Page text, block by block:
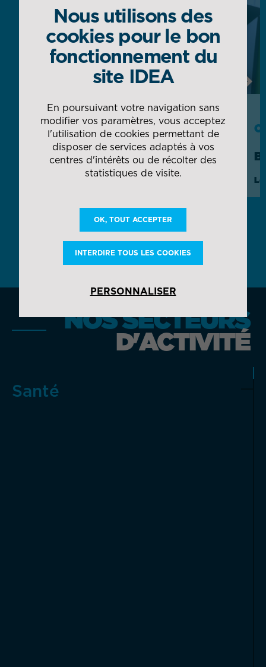
CAS CLIENT
AIRBUS
Gestion globale des magasins et flux
NOS SECTEURS
D'ACTIVITÉ
Santé
Nous utilisons des
cookies pour le bon
fonctionnement du
site IDEA
En poursuivant votre navigation sans
modifier vos paramètres, vous acceptez
l'utilisation de cookies permettant de
disposer de services adaptés à vos
centres d'intérêts ou de récolter des
statistiques de visite.
OK, TOUT ACCEPTER
INTERDIRE TOUS LES COOKIES
PERSONNALISER